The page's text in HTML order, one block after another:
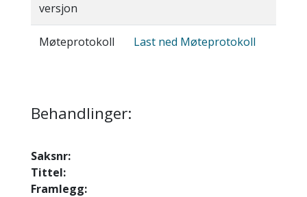
versjon
Møteprotokoll Last ned Møteprotokoll
Behandlinger:
Saksnr:
Tittel:
Framlegg: